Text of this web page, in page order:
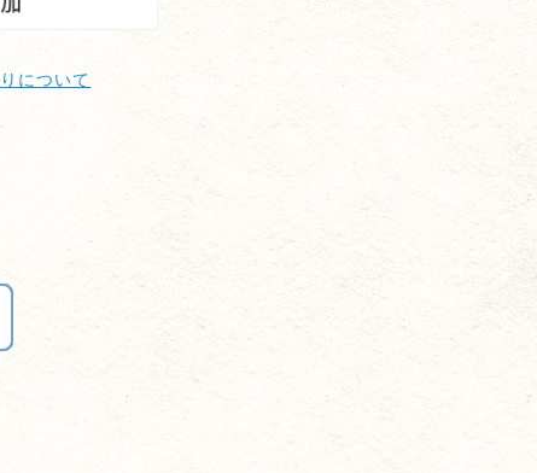
について